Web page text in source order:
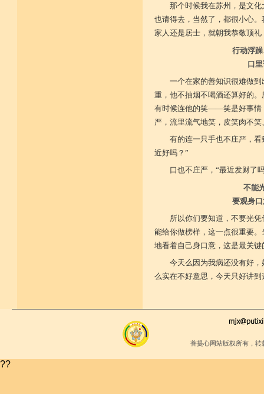
那个时候我在苏州，是文
也请得去，当然了，都很小心
家人还是居士，就朝我恭敬顶
行动浮
口
一个在家的善知识很难做
重，他不抽烟不喝酒还算好的
有时候连他的笑——笑是好事情
严，流里流气地笑，皮笑肉不
有的连一只手也不庄严，
近好吗？”
口也不庄严，“最近发财了
不能
要观身
所以你们要知道，不要光
能给你做榜样，这一点很重要
地看着自己身口意，这是最关键
今天么因为我病还没有好
么实在不好意思，今天只好讲到
菩提心网站版权所有，
??